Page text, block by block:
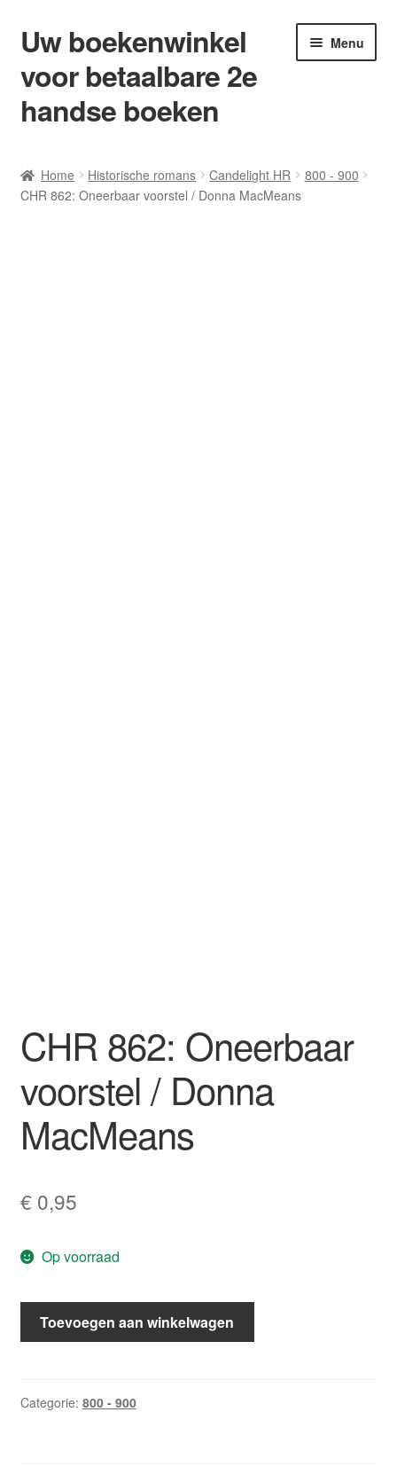
Ga
door
naar
navigatie
Ga
naar
de
inhoud
Uw boekenwinkel
voor betaalbare 2e
handse boeken
Menu
Afrekenen
Home Historische romans Candelight HR
800 - 900
CHR 862: Oneerbaar voorstel / Donna MacMeans
CHR 862: Oneerbaar
voorstel / Donna
MacMeans
€ 0,95
Op voorraad
CHR
862:
/
Toevoegen aan winkelwagen
Categorie: 800 - 900